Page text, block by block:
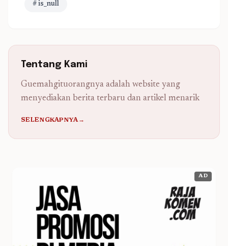
# is_null
Tentang Kami
Guemahgituorangnya adalah website yang
menyediakan berita terbaru dan artikel menarik
SELENGKAPNYA→
AD